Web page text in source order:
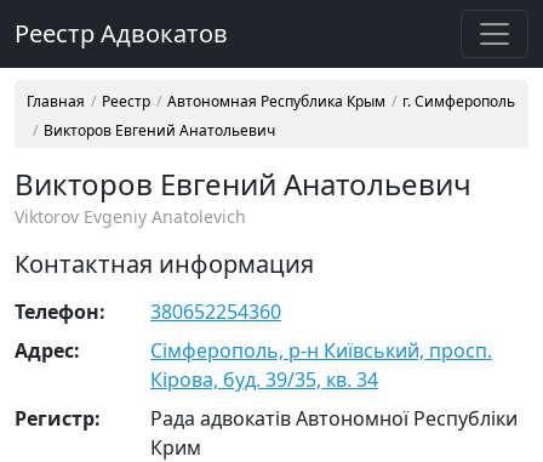
Реестр Адвокатов
Главная Реестр Автономная Республика Крым
г. Симферополь
Викторов Евгений Анатольевич
Викторов Евгений Анатольевич
Viktorov Evgeniy Anatolevich
Контактная информация
Телефон:
380652254360
Адрес:
Сімферополь, р-н Київський, просп.
Кірова, буд. 39/35, кв. 34
Регистр:
Рада адвокатів Автономної Республіки
Крим